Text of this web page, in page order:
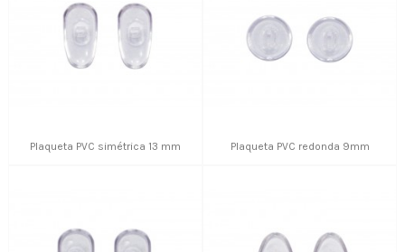
Plaqueta PVC simétrica 13 mm Plaqueta PVC redonda 9mm